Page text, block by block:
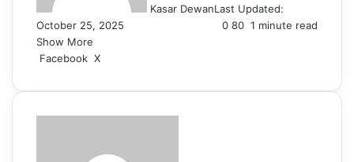
Kasar DewanLast Updated:
October 25, 2025
0 80 1 minute read
Show More
Facebook X
Email